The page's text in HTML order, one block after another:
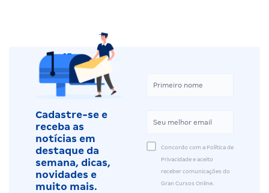
Cadastre-se e
receba as
notícias em
destaque da
semana, dicas,
novidades e
muito mais.
Concordo com a Política de
Privacidade e aceito
receber comunicações do
Gran Cursos Online.